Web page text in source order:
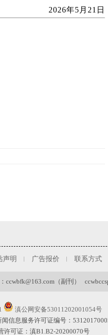
2026年5月21日
声明 广告报价 联系方式
（副刊）
滇公网安备53011202001054号
信息服务许可证编号：
许可证：滇B1.B2-20200070号